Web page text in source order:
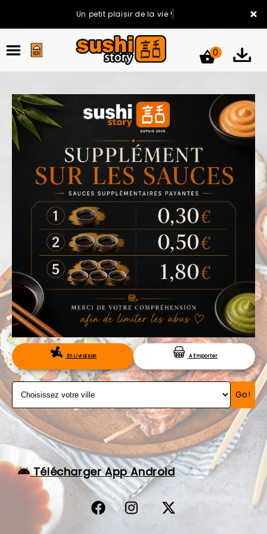
×
Un petit plaisir de la vie !
ACCUEIL
LA CARTE
VOTRE COMPTE
NOTRE RESTAURANT
VOS AVIS
MENTIONS LÉGALES
C.G.V
RÉSERVATION
0
En Livraison A Emporter
Go!
Télécharger App Android